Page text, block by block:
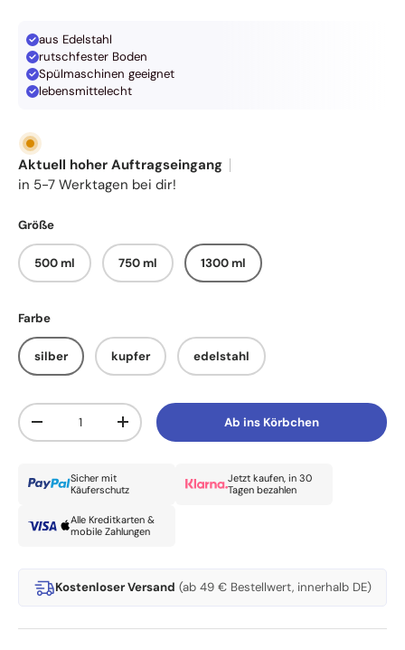
aus Edelstahl
rutschfester Boden
Spülmaschinen geeignet
lebensmittelecht
Aktuell hoher Auftragseingang
in 5-7 Werktagen bei dir!
Größe
500 ml 750 ml 1300 ml
Farbe
silber kupfer edelstahl
Anzahl
Menge verringernMenge erhöhen Ab ins Körbchen
Sicher mit
Käuferschutz
Jetzt kaufen, in 30
Tagen bezahlen
Alle Kreditkarten &
mobile Zahlungen
Kostenloser Versand (ab 49 € Bestellwert, innerhalb DE)